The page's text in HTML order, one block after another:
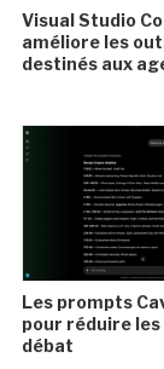
Visual Studio
améliore les
destinés aux
Les prompts
pour réduire les
débat